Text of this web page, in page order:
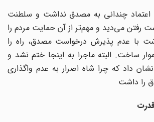
چندانی به مصدق نداشت و سلطنت
رفتن می‌دید و مهم‌تر از آن حمایت مردم را
عدم پذیرش درخواست مصدق، راه را
ساخت. البته ماجرا به اینجا ختم نشد و
داد که چرا شاه اصرار به عدم واگذاری
داشت